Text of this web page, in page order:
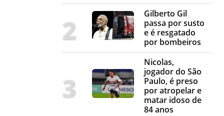
Gilberto Gil
passa por susto
e é resgatado
por bombeiros
Nicolas,
jogador do São
Paulo, é preso
por atropelar e
matar idoso de
84 anos